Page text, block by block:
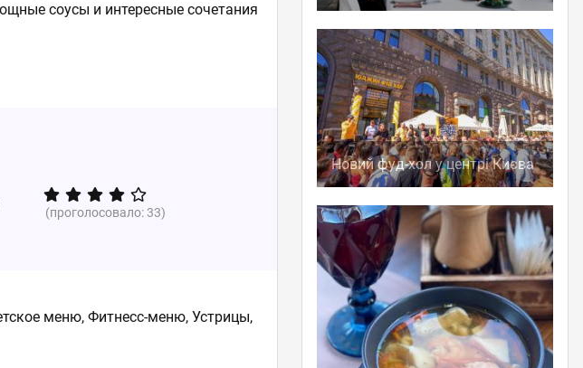
соусы и интересные сочетания
(проголосовало:33)
меню, Фитнесс-меню, Устрицы,
Новий фуд-хол у центрі Києва